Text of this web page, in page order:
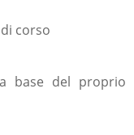
corso
base del proprio